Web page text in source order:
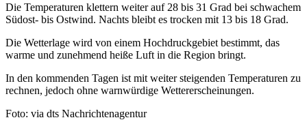
Die Temperaturen klettern weiter auf 28 bis 31 Grad bei schwachem
Südost- bis Ostwind. Nachts bleibt es trocken mit 13 bis 18 Grad.
Die Wetterlage wird von einem Hochdruckgebiet bestimmt, das
warme und zunehmend heiße Luft in die Region bringt.
In den kommenden Tagen ist mit weiter steigenden Temperaturen zu
rechnen, jedoch ohne warnwürdige Wettererscheinungen.
Foto: via dts Nachrichtenagentur